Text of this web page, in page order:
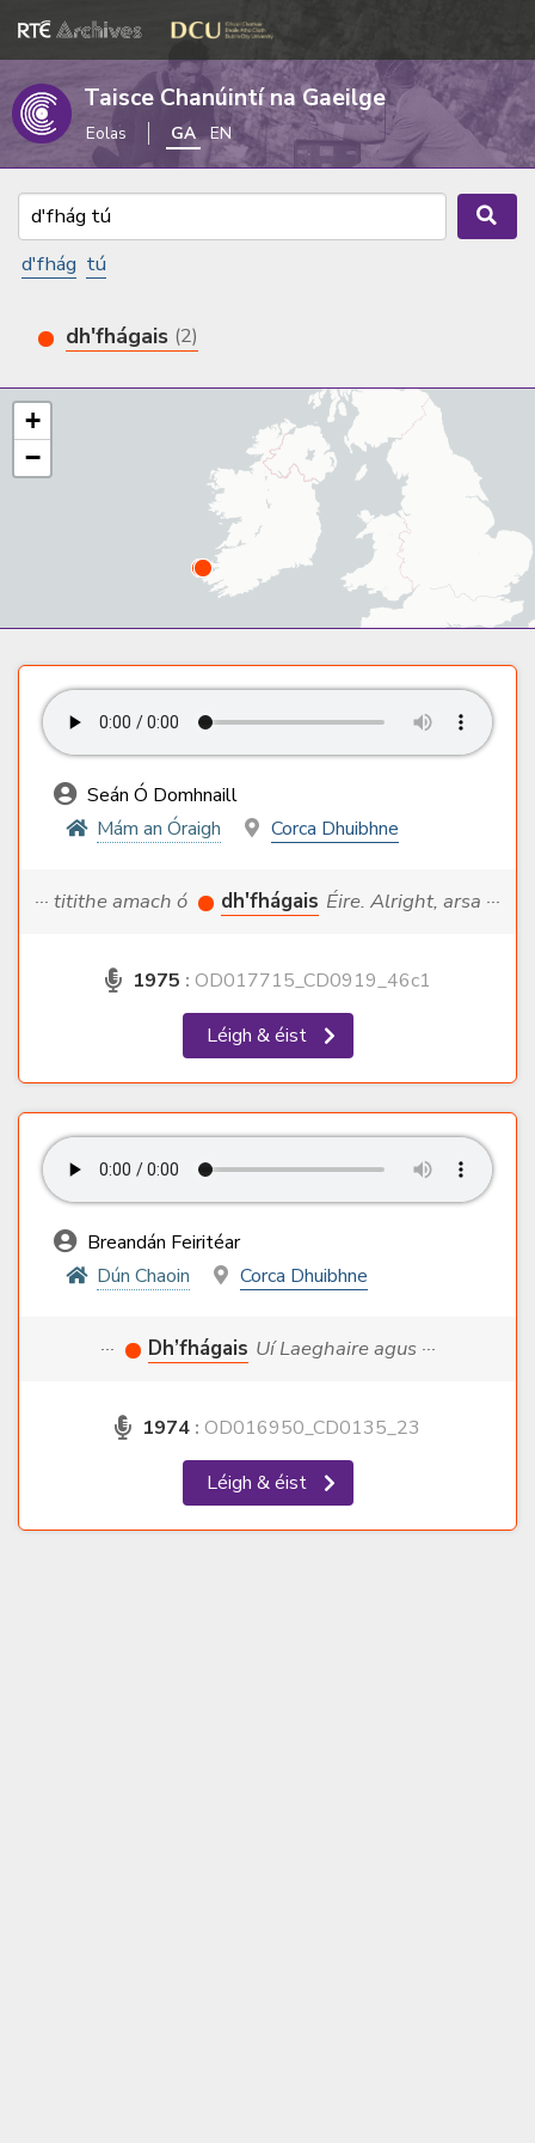
Taisce Chanúintí na Gaeilge
Eolas GA EN
d'fhág tú
dh'fhágais (2)
+
−
Seán Ó Domhnaill
Mám an Óraigh
Corca Dhuibhne
··· titithe amach ó dh'fhágais Éire. Alright, arsa ···
1975 : OD017715_CD0919_46c1
Léigh & éist
Breandán Feiritéar
Dún Chaoin
Corca Dhuibhne
··· Dh’fhágais Uí Laeghaire agus ···
1974 : OD016950_CD0135_23
Léigh & éist